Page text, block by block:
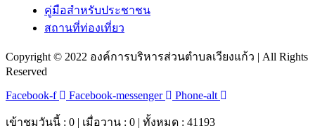
คู่มือสำหรับประชาชน
สถานที่ท่องเที่ยว
Copyright © 2022 องค์การบริหารส่วนตำบลเวียงแก้ว | All Rights
Reserved
Facebook-f
Facebook-messenger Phone-alt
เข้าชมวันนี้ : 0 | เมื่อวาน : 0 | ทั้งหมด : 41193